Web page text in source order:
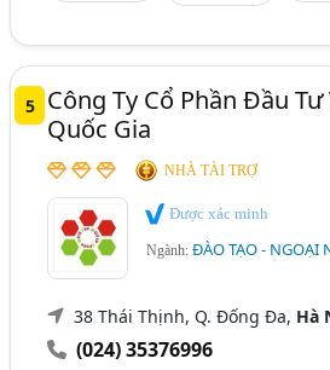
5
Công Ty Cổ Phần Đầu
Quốc Gia
NHÀ TÀI TRỢ
Được xác minh
Ngành:ĐÀO TẠO - NGOẠI
38 Thái Thịnh, Q. Đống Đa, Hà
(024) 35376996